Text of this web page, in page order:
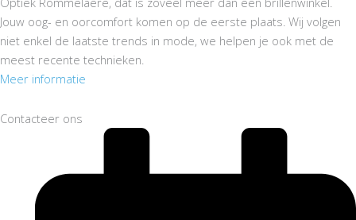
Jouw oog- en oorcomfort komen op de eerste plaats. Wij volgen
niet enkel de laatste trends in mode, we helpen je ook met de
meest recente technieken.
Meer informatie
Contacteer ons